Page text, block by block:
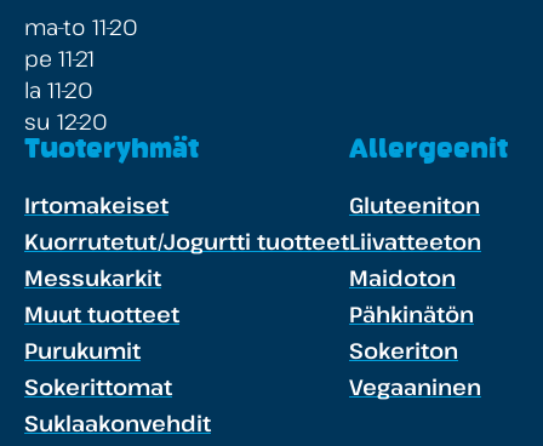
ma-to 11-20
pe 11-21
la 11-20
su 12-20
Tuoteryhmät
Irtomakeiset
Kuorrutetut/Jogurtti tuotteet
Messukarkit
Muut tuotteet
Purukumit
Sokerittomat
Suklaakonvehdit
Allergeenit
Gluteeniton
Liivatteeton
Maidoton
Pähkinätön
Sokeriton
Vegaaninen